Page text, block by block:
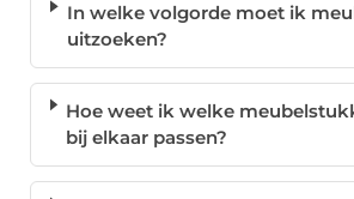
In welke volgorde moet ik
uitzoeken?
Hoe weet ik welke
bij elkaar passen?